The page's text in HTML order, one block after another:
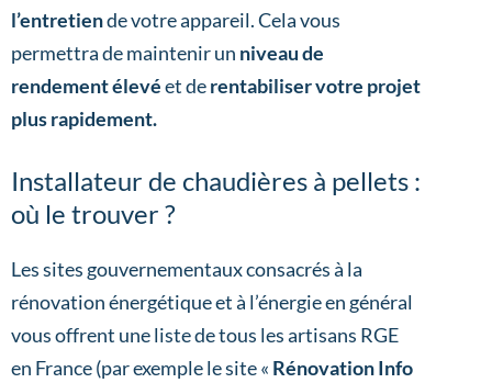
l’entretiende votre appareil. Cela vous
permettra de maintenir un niveau de
rendement élevéet derentabiliser votre projet
plus rapidement.
Installateur de chaudières à pellets :
où le trouver ?
Les sites gouvernementaux consacrés à la
rénovation énergétique et à l’énergie en général
vous offrent une liste de tous les artisans RGE
en France (par exemple le site « Rénovation Info